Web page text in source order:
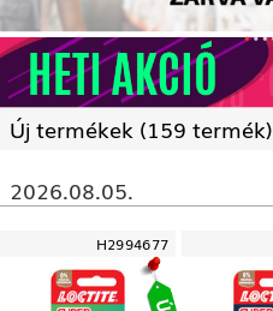
Új termékek (159 termék)
2026.08.05.
H2994677